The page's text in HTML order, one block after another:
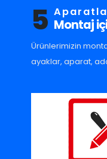
5 Montaj
Ürünlerimizin
ayaklar, aparat,